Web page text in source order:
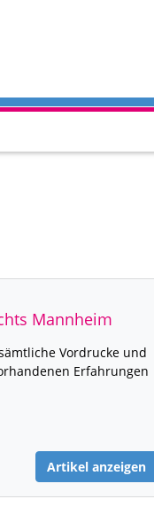
Mannheim
Vordrucke und
Erfahrungen
Artikel anzeigen